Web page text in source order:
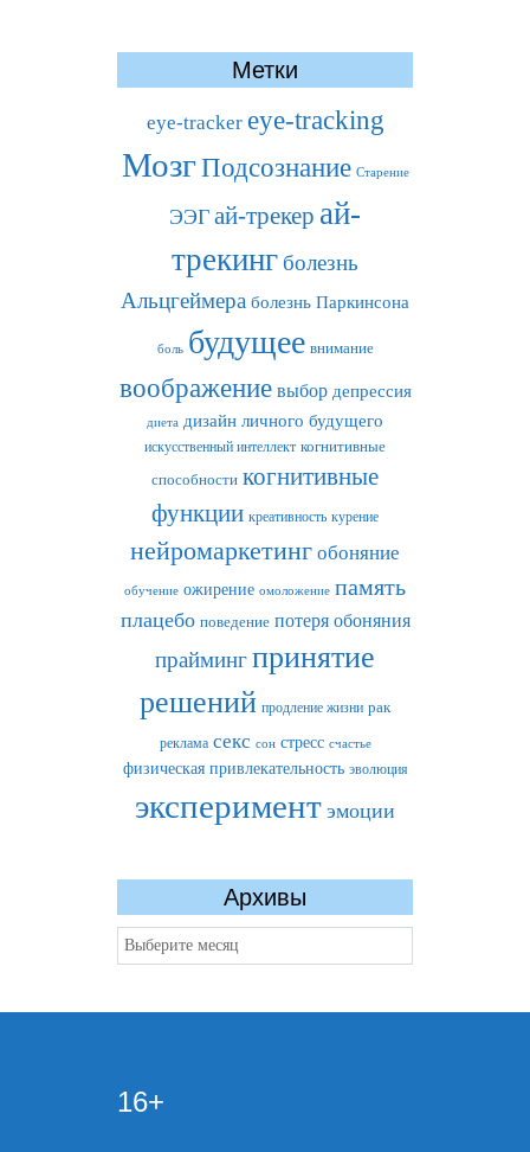
Метки
eye-tracker eye-tracking
МозгПодсознание Старение
ЭЭГ ай-трекер ай-
трекинг болезнь
Альцгеймера болезнь Паркинсона
боль будущее внимание
воображение выбор депрессия
диета дизайн личного будущего
искусственный интеллект когнитивные
способности когнитивные
функции креативность курение
нейромаркетинг обоняние
обучение ожирение омоложение память
плацебо поведение потеря обоняния
праймингпринятие
решений продление жизни рак
реклама секс сон стресс счастье
физическая привлекательность эволюция
эксперимент эмоции
Архивы
Архивы
16+